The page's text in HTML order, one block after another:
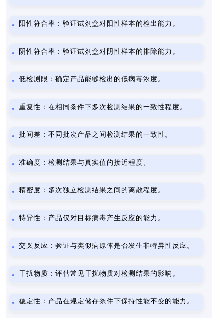
阳性符合率：验证试剂盒对阳性样本的检出能力。
阴性符合率：验证试剂盒对阴性样本的排除能力。
低检测限：确定产品能够检出的低病毒浓度。
重复性：在相同条件下多次检测结果的一致性程度。
批间差：不同批次产品之间检测结果的一致性。
准确度：检测结果与真实值的接近程度。
精密度：多次独立检测结果之间的离散程度。
特异性：产品仅对目标病毒产生反应的能力。
交叉反应：验证与类似病原体是否发生非特异性反应。
干扰物质：评估常见干扰物质对检测结果的影响。
稳定性：产品在规定储存条件下保持性能不变的能力。